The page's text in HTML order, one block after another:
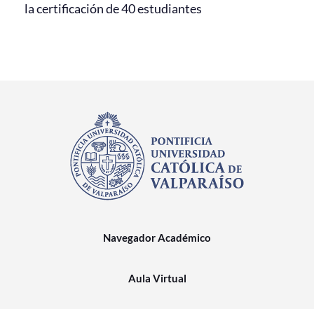
la certificación de 40 estudiantes
Navegador Académico
Aula Virtual